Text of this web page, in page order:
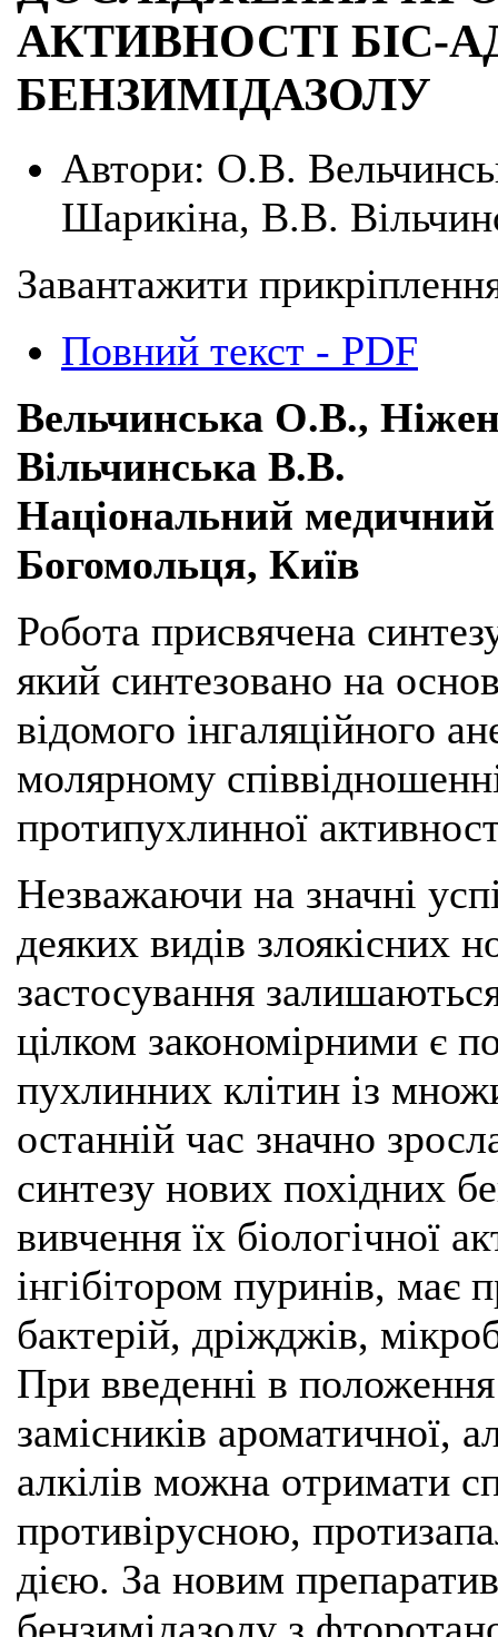
АКТИВНОСТІ БІС-
БЕНЗИМІДАЗОЛУ
Автори: О.В.
Шарикіна, В.В.
Завантажити
Повний текст - PDF
Вельчинська О.В.,
Вільчинська В.В.
Національний
Богомольця, Київ
Робота присвячена
який синтезовано на
відомого інгаляційного
молярному
протипухлинної
Незважаючи на значні
деяких видів злоякісних
застосування
цілком закономірними є
пухлинних клітин із
останній час значно
синтезу нових похідних
вивчення їх біологічної
інгібітором пуринів, має
бактерій, дріжджів,
При введенні в
замісників ароматичної,
алкілів можна отримати
противірусною,
дією. За новим